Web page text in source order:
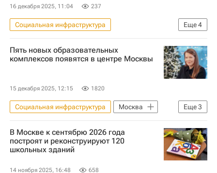
16 декабря 2025, 11:04 237
Еще4
Социальная инфраструктура
Строительство
Россия
Пять новых образовательных
комплексов появятся в центре Москвы
15 декабря 2025, 12:15 1820
Еще3
Социальная инфраструктура
Москва
Анастасия Ракова
Инфраструктура
Строительство
В Москве к сентябрю 2026 года
построят и реконструируют 120
школьных зданий
14 ноября 2025, 16:48 658